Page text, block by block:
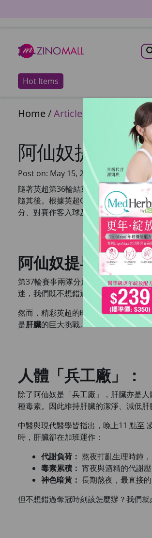
Hot Items
Home/Articles
阿仙奴提早奪
Post on: May 15, 2026
隨著英超第36輪結束，曼城與阿仙奴
隨其後。根據英超C.17條例，如果累
分、對賽作客入球及以附加賽決勝。
阿仙奴提早奪冠？
第37輪賽事兩隊分別會於5月19日及
迷，我們既不想錯過夏蘭特的致命攻
然而，精彩英超的時差開賽時間往往
是肝臟的巨大挑戰。
人體「兵工廠」：
除了阿仙奴是「兵工廠」，肝臟亦是
種毒素。因此維持肝臟的潔淨、減低肝
中醫與現代醫學皆指出，晚上11 點至
時，肝臟卻在加班運作：
代謝負荷： 熬夜打亂生理時鐘
毒素累積： 宵夜與酒精的代謝
神色暗黃： 長期熬夜，最直接
但不想錯過奪冠時刻該怎麼辦？我們